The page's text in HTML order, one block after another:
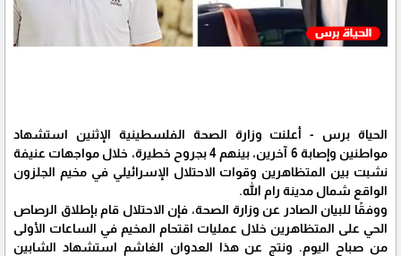
الحياة برس - أعلنت وزارة الصحة الفلسطينية الإثنين استشهاد
مواطنين وإصابة 6 آخرين، بينهم 4 بجروح خطيرة، خلال مواجهات عنيفة
نشبت بين المتظاهرين وقوات الاحتلال الإسرائيلي في مخيم الجلزون
الواقع شمال مدينة رام الله.
ووفقًا للبيان الصادر عن وزارة الصحة، فإن الاحتلال قام بإطلاق الرصاص
الحي على المتظاهرين خلال عمليات اقتحام المخيم في الساعات الأولى
من صباح اليوم. ونتج عن هذا العدوان الغاشم استشهاد الشابين